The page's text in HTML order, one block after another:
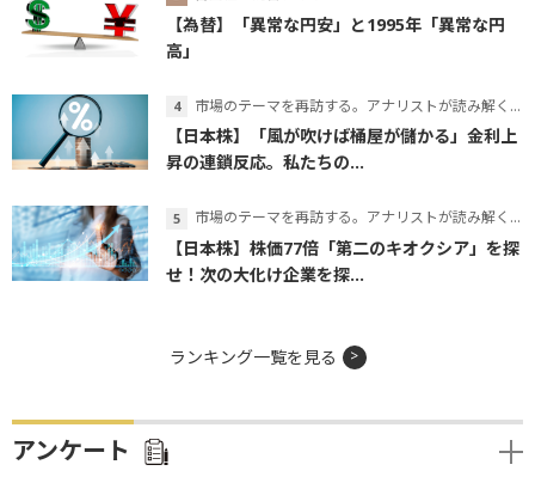
【為替】「異常な円安」と1995年「異常な円
高」
市場のテーマを再訪する。アナリストが読み解くテーマの本質
【日本株】「風が吹けば桶屋が儲かる」金利上
昇の連鎖反応。私たちの...
市場のテーマを再訪する。アナリストが読み解くテーマの本質
【日本株】株価77倍「第二のキオクシア」を探
せ！次の大化け企業を探...
ランキング一覧を見る
アンケート